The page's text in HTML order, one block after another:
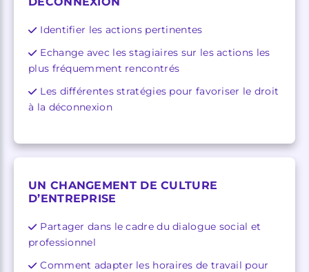
Identifier les actions pertinentes
Echange avec les stagiaires sur les actions les
plus fréquemment rencontrés
Les différentes stratégies pour favoriser le droit
à la déconnexion
UN CHANGEMENT DE CULTURE
D’ENTREPRISE
Partager dans le cadre du dialogue social et
professionnel
Comment adapter les horaires de travail pour